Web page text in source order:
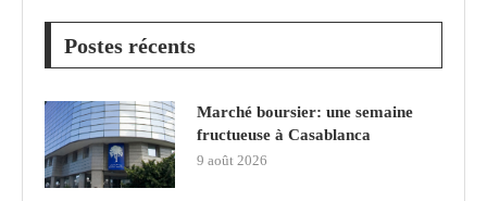
Postes récents
Marché boursier: une semaine
fructueuse à Casablanca
9 août 2026